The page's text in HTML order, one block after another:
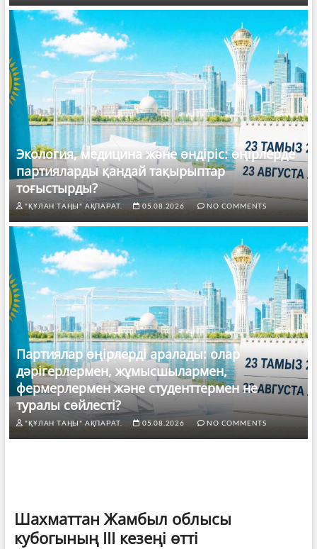
Экология, медицина және өндіріс: өңірлерде
партияларды қандай тақырыптар
тоғыстырды?
"ҚҰЛАН ТАҢЫ" АҚПАРАТ. 05.08.2026 NO COMMENTS
Партиялар өңірлерді аралады: олар
дәрігерлермен, жұмысшылармен,
фермерлермен және студенттермен не
туралы сөйлесті?
"ҚҰЛАН ТАҢЫ" АҚПАРАТ. 05.08.2026 NO COMMENTS
Шахматтан Жамбыл облысы
кубогының ІІІ кезеңі өтті